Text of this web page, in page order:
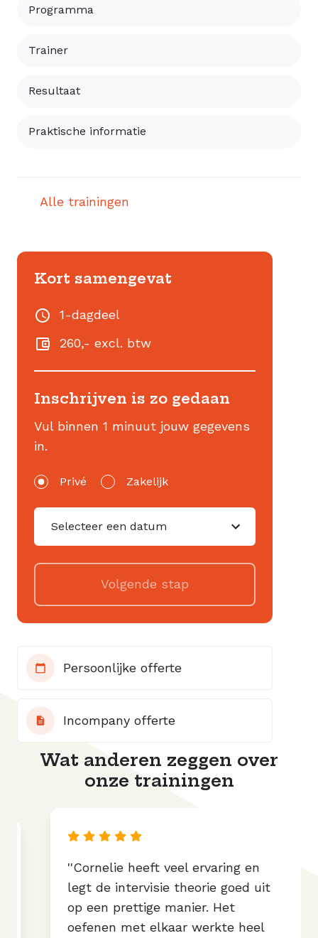
Programma
Trainer
Resultaat
Praktische informatie
Alle trainingen
Kort samengevat
1-dagdeel
260,- excl. btw
Inschrijven is zo gedaan
Vul binnen 1 minuut jouw gegevens
in.
Privé Zakelijk
Selecteer een datum
Volgende stap
Persoonlijke offerte
Incompany offerte
Wat anderen zeggen over
onze trainingen
''Cornelie heeft veel ervaring en
legt de intervisie theorie goed uit
op een prettige manier. Het
oefenen met elkaar werkte heel